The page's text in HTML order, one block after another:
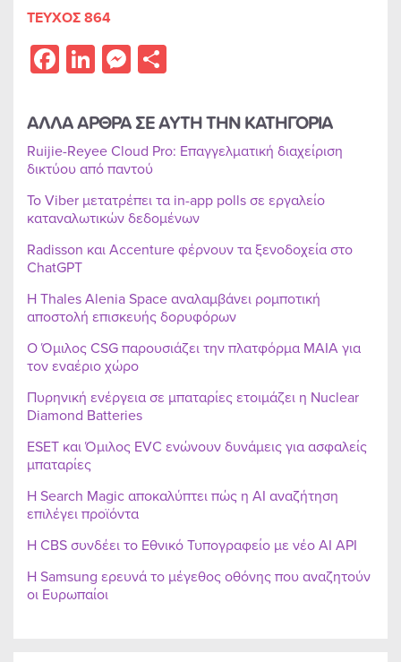
ΤΕΥΧΟΣ 864
Facebook
LinkedIn
Messenger
ΑΛΛΑ ΑΡΘΡΑ ΣΕ ΑΥΤΗ ΤΗΝ ΚΑΤΗΓΟΡΙΑ
Ruijie-Reyee Cloud Pro: Επαγγελματική διαχείριση
δικτύου από παντού
Το Viber μετατρέπει τα in-app polls σε εργαλείο
καταναλωτικών δεδομένων
Radisson και Accenture φέρνουν τα ξενοδοχεία στο
ChatGPT
Η Thales Alenia Space αναλαμβάνει ρομποτική
αποστολή επισκευής δορυφόρων
Ο Όμιλος CSG παρουσιάζει την πλατφόρμα MAIA για
τον εναέριο χώρο
Πυρηνική ενέργεια σε μπαταρίες ετοιμάζει η Nuclear
Diamond Batteries
ESET και Όμιλος EVC ενώνουν δυνάμεις για ασφαλείς
μπαταρίες
Η Search Magic αποκαλύπτει πώς η AI αναζήτηση
επιλέγει προϊόντα
Η CBS συνδέει το Εθνικό Τυπογραφείο με νέο AI API
Η Samsung ερευνά το μέγεθος οθόνης που αναζητούν
οι Ευρωπαίοι